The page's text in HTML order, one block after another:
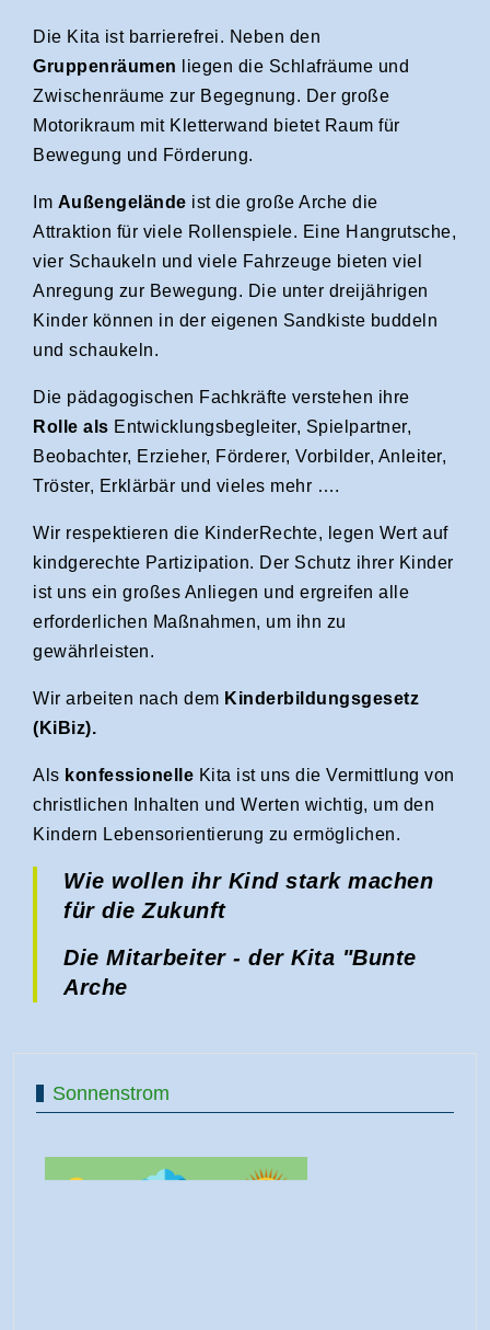
Die Kita ist barrierefrei. Neben den
Gruppenräumen liegen die Schlafräume und
Zwischenräume zur Begegnung. Der große
Motorikraum mit Kletterwand bietet Raum für
Bewegung und Förderung.
Im Außengelände ist die große Arche die
Attraktion für viele Rollenspiele. Eine Hangrutsche,
vier Schaukeln und viele Fahrzeuge bieten viel
Anregung zur Bewegung. Die unter dreijährigen
Kinder können in der eigenen Sandkiste buddeln
und schaukeln.
Die pädagogischen Fachkräfte verstehen ihre
Rolle als Entwicklungsbegleiter, Spielpartner,
Beobachter, Erzieher, Förderer, Vorbilder, Anleiter,
Tröster, Erklärbär und vieles mehr ….
Wir respektieren die KinderRechte, legen Wert auf
kindgerechte Partizipation. Der Schutz ihrer Kinder
ist uns ein großes Anliegen und ergreifen alle
erforderlichen Maßnahmen, um ihn zu
gewährleisten.
Wir arbeiten nach dem Kinderbildungsgesetz
(KiBiz).
Als konfessionelle Kita ist uns die Vermittlung von
christlichen Inhalten und Werten wichtig, um den
Kindern Lebensorientierung zu ermöglichen.
Wie wollen ihr Kind stark machen
für die Zukunft
Die Mitarbeiter - der Kita "Bunte
Arche
Sonnenstrom